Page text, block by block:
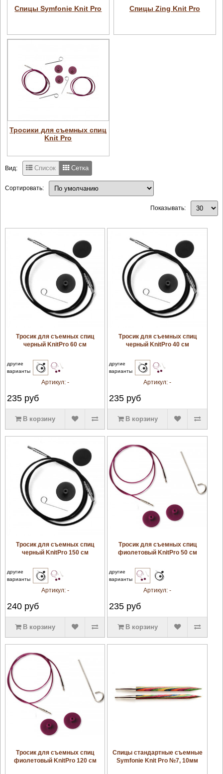
Спицы Symfonie Knit Pro Спицы Zing Knit Pro
Тросики для съемных спиц
Knit Pro
Вид: Список Сетка
Сортировать:
Показывать:
увеличить
Тросик для съемных спиц
черный KnitPro 60 см
другие
варианты
Артикул: -
235руб
В корзину
увеличить
Тросик для съемных спиц
черный KnitPro 40 см
другие
варианты
Артикул:-
235 руб
В корзину
увеличить
Тросик для съемных спиц
черный KnitPro 150 см
другие
варианты
Артикул: -
240руб
В корзину
увеличить
Тросик для съемных спиц
фиолетовый KnitPro 50 см
другие
варианты
Артикул:-
235 руб
В корзину
увеличить
Тросик для съемных спиц
фиолетовый KnitPro 120 см
увеличить
Спицы стандартные съемные
Symfonie Knit Pro №7, 10мм